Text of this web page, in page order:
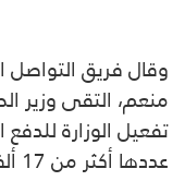
وقال فريق التواصل
منعم، التقى وزير
تفعيل الوزارة